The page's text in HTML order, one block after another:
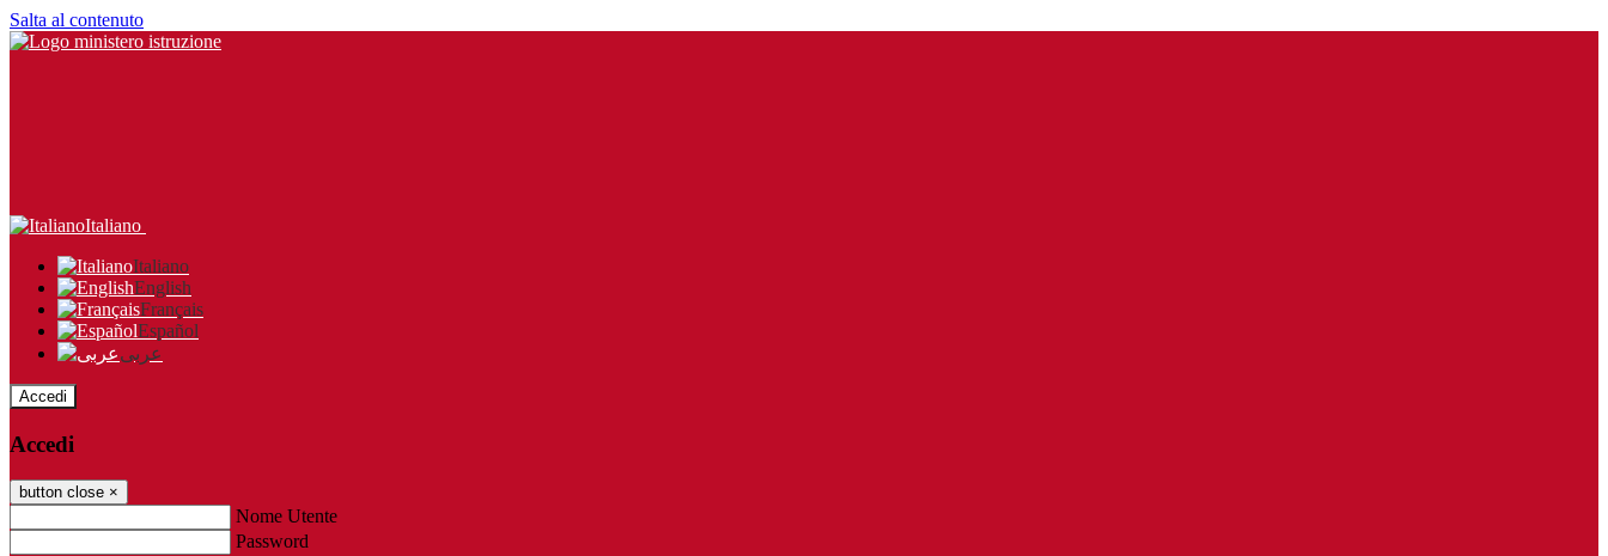
Salta al contenuto
Italiano
Italiano
English
Français
Español
عربى
Accedi
Accedi
button close ×
Nome Utente
Password